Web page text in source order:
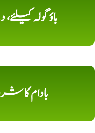
باؤ گولہ
بادام کا